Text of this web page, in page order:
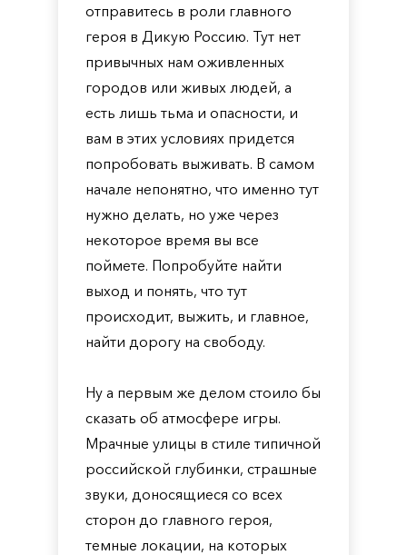
отправитесь в роли главного
героя в Дикую Россию. Тут нет
привычных нам оживленных
городов или живых людей, а
есть лишь тьма и опасности, и
вам в этих условиях придется
попробовать выживать. В самом
начале непонятно, что именно тут
нужно делать, но уже через
некоторое время вы все
поймете. Попробуйте найти
выход и понять, что тут
происходит, выжить, и главное,
найти дорогу на свободу.
Ну а первым же делом стоило бы
сказать об атмосфере игры.
Мрачные улицы в стиле типичной
российской глубинки, страшные
звуки, доносящиеся со всех
сторон до главного героя,
темные локации, на которых